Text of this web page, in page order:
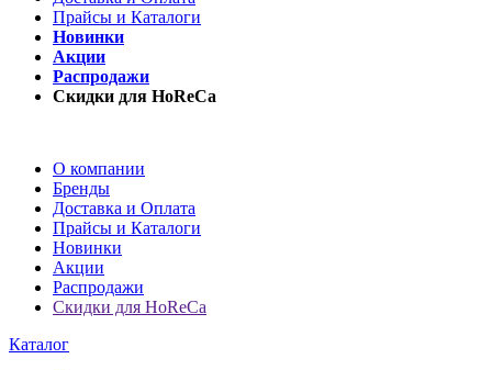
Прайсы и Каталоги
Новинки
Акции
Распродажи
Скидки для HoReCa
О компании
Бренды
Доставка и Оплата
Прайсы и Каталоги
Новинки
Акции
Распродажи
Скидки для HoReCa
Каталог